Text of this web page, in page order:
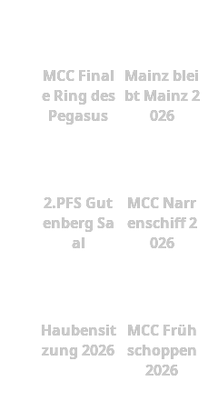
MCC Final
e Ring des
Pegasus
Mainz blei
bt Mainz 2
026
2.PFS Gut
enberg Sa
al
MCC Narr
enschiff 2
026
Haubensit
zung 2026
MCC Früh
schoppen
2026